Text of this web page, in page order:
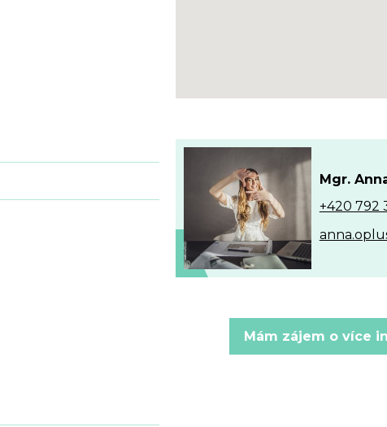
Mgr.
+420 792
Mám zájem o více